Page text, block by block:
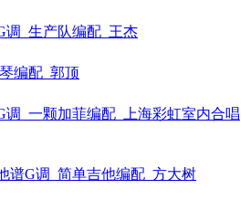
调_生产队编配_王杰
编配_郭顶
_一颗加菲编配_上海彩虹室内合唱
谱G调_简单吉他编配_方大树